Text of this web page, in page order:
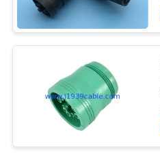
SITEMAP
PRIVACY
POLICY